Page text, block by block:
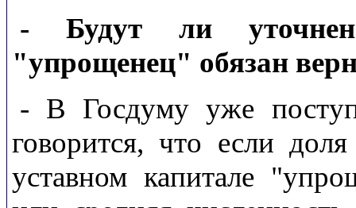
- Будут ли
"упрощенец" обязан
- В Госдуму уже
говорится, что если
уставном капитале